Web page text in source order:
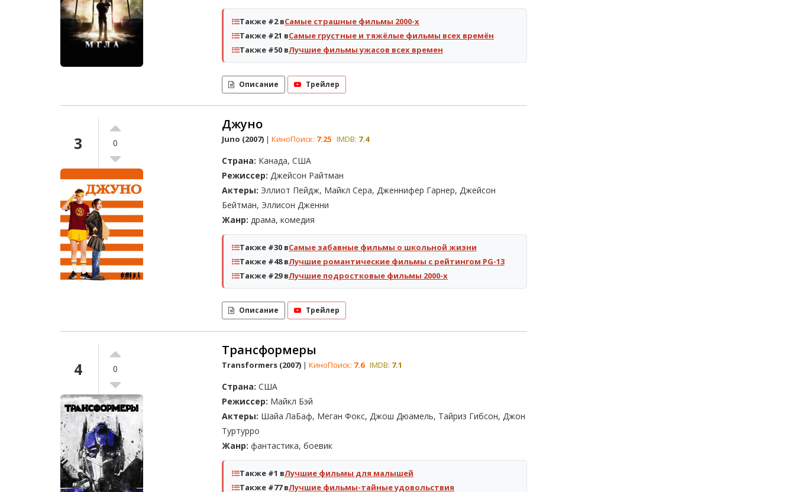
Также #2 вСамые страшные фильмы 2000-х
Также #21 вСамые грустные и тяжёлые фильмы всех времён
Также #50 вЛучшие фильмы ужасов всех времен
Описание Трейлер
3 0
Джуно
Juno (2007)| КиноПоиск: 7.25 IMDB: 7.4
Страна: Канада, США
Режиссер: Джейсон Райтман
Актеры: Эллиот Пейдж, Майкл Сера, Дженнифер Гарнер, Джейсон
Бейтман, Эллисон Дженни
Жанр: драма, комедия
Также #30 вСамые забавные фильмы о школьной жизни
Также #48 вЛучшие романтические фильмы с рейтингом PG-13
Также #29 вЛучшие подростковые фильмы 2000-х
Описание Трейлер
4 0
Трансформеры
Transformers (2007)| КиноПоиск: 7.6 IMDB: 7.1
Страна: США
Режиссер: Майкл Бэй
Актеры: Шайа ЛаБаф, Меган Фокс, Джош Дюамель, Тайриз Гибсон, Джон
Туртурро
Жанр: фантастика, боевик
Также #1 вЛучшие фильмы для малышей
Также #77 вЛучшие фильмы-тайные удовольствия